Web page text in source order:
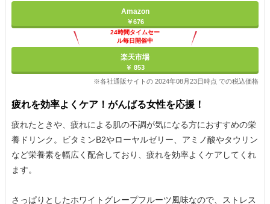
Amazon
￥676
24時間タイムセー
ル毎日開催中
楽天市場
￥ 853
※各社通販サイトの 2024年08月23日時点 での税込価格
疲れを効率よくケア！がんばる女性を応援！
疲れたときや、疲れによる肌の不調が気になる方におすすめの栄
養ドリンク。ビタミンB2やローヤルゼリー、アミノ酸やタウリン
など栄養素を幅広く配合しており、疲れを効率よくケアしてくれ
ます。
さっぱりとしたホワイトグレープフルーツ風味なので、ストレス